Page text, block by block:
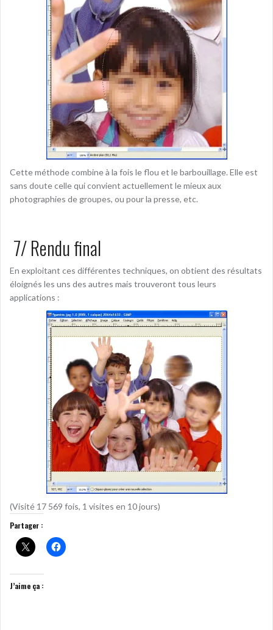
Cette méthode combine à la fois le flou et le barbouillage. Elle est
sans doute celle qui convient actuellement le mieux aux
photographies de groupes, ou pour la presse, etc.
7/ Rendu final
En exploitant ces différentes techniques, on obtient des résultats
éloignés les uns des autres mais trouveront tous leurs
applications :
(Visité 17 569 fois, 1 visites en 10 jours)
Partager :
J’aime ça :